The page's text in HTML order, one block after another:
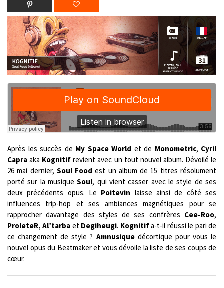
Après les succès de My Space World et de Monometric, Cyril
Capra aka Kognitif revient avec un tout nouvel album. Dévoilé le
26 mai dernier, Soul Foodest un album de 15 titres résolument
porté sur la musiqueSoul, qui vient casser avec le style de ses
deux précédents opus. Le Poitevin laisse ainsi de côté ses
influences trip-hop et ses ambiances magnétiques pour se
rapprocher davantage des styles de ses confrères Cee-Roo,
ProleteR, Al’tarba et Degiheugi. Kognitifa-t-il réussi le pari de
ce changement de style ? Amnusiquedécortique pour vous le
nouvel opus du Beatmaker et vous dévoile la liste de ses coups de
cœur.